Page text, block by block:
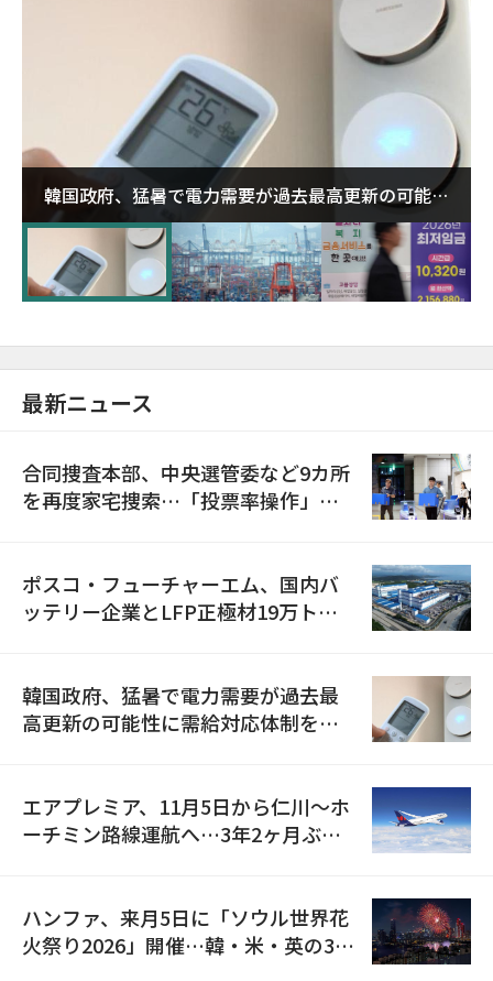
韓国政府、猛暑で電力需要が過去最高更新の可能性
に需給対応体制を点検
最新ニュース
合同捜査本部、中央選管委など9カ所
を再度家宅捜索…「投票率操作」の
ポスコ・フューチャーエム、国内バ
ッテリー企業とLFP正極材19万トン
韓国政府、猛暑で電力需要が過去最
高更新の可能性に需給対応体制を点
エアプレミア、11月5日から仁川〜ホ
ーチミン路線運航へ…3年2ヶ月ぶり
ハンファ、来月5日に「ソウル世界花
火祭り2026」開催…韓・米・英の3カ